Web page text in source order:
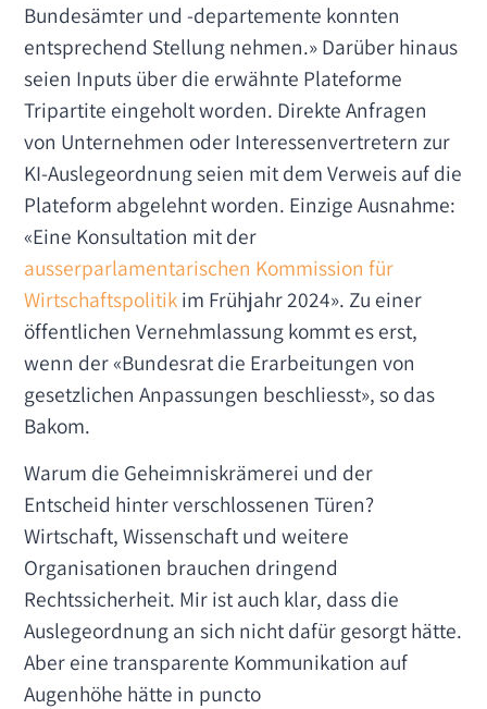
Bundesämter und -departemente konnten
entsprechend Stellung nehmen.» Darüber hinaus
seien Inputs über die erwähnte Plateforme
Tripartite eingeholt worden. Direkte Anfragen
von Unternehmen oder Interessenvertretern zur
KI-Auslegeordnung seien mit dem Verweis auf die
Plateform abgelehnt worden. Einzige Ausnahme:
«Eine Konsultation mit der
ausserparlamentarischen Kommission für
Wirtschaftspolitikim Frühjahr 2024». Zu einer
öffentlichen Vernehmlassung kommt es erst,
wenn der «Bundesrat die Erarbeitungen von
gesetzlichen Anpassungen beschliesst», so das
Bakom.
Warum die Geheimniskrämerei und der
Entscheid hinter verschlossenen Türen?
Wirtschaft, Wissenschaft und weitere
Organisationen brauchen dringend
Rechtssicherheit. Mir ist auch klar, dass die
Auslegeordnung an sich nicht dafür gesorgt hätte.
Aber eine transparente Kommunikation auf
Augenhöhe hätte in puncto